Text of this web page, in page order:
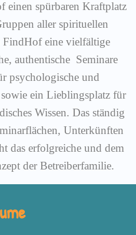
einen spürbaren Kraftplatz
aller spirituellen
FindHof eine vielfältige
authentische Seminare
psychologische und
ein Lieblingsplatz für
Wissen. Das ständig
Unterkünften
das erfolgreiche und dem
der Betreiberfamilie.